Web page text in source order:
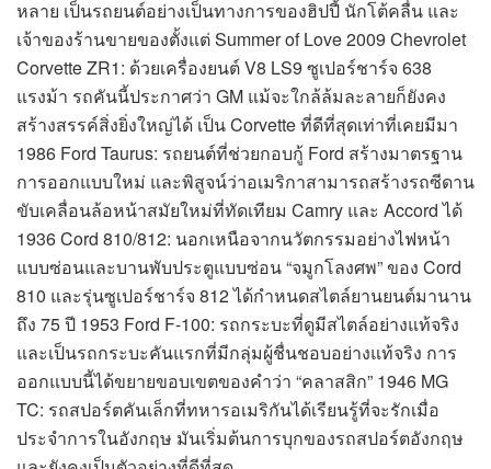
หลาย เป็นรถยนต์อย่างเป็นทางการของฮิปปี้ นักโต้คลื่น และ
เจ้าของร้านขายของตั้งแต่ Summer of Love 2009 Chevrolet
Corvette ZR1: ด้วยเครื่องยนต์ V8 LS9 ซูเปอร์ชาร์จ 638
แรงม้า รถคันนี้ประกาศว่า GM แม้จะใกล้ล้มละลายก็ยังคง
สร้างสรรค์สิ่งยิ่งใหญ่ได้ เป็น Corvette ที่ดีที่สุดเท่าที่เคยมีมา
1986 Ford Taurus: รถยนต์ที่ช่วยกอบกู้ Ford สร้างมาตรฐาน
การออกแบบใหม่ และพิสูจน์ว่าอเมริกาสามารถสร้างรถซีดาน
ขับเคลื่อนล้อหน้าสมัยใหม่ที่ทัดเทียม Camry และ Accord ได้
1936 Cord 810/812: นอกเหนือจากนวัตกรรมอย่างไฟหน้า
แบบซ่อนและบานพับประตูแบบซ่อน “จมูกโลงศพ” ของ Cord
810 และรุ่นซูเปอร์ชาร์จ 812 ได้กำหนดสไตล์ยานยนต์มานาน
ถึง 75 ปี 1953 Ford F-100: รถกระบะที่ดูมีสไตล์อย่างแท้จริง
และเป็นรถกระบะคันแรกที่มีกลุ่มผู้ชื่นชอบอย่างแท้จริง การ
ออกแบบนี้ได้ขยายขอบเขตของคำว่า “คลาสสิก” 1946 MG
TC: รถสปอร์ตคันเล็กที่ทหารอเมริกันได้เรียนรู้ที่จะรักเมื่อ
ประจำการในอังกฤษ มันเริ่มต้นการบุกของรถสปอร์ตอังกฤษ